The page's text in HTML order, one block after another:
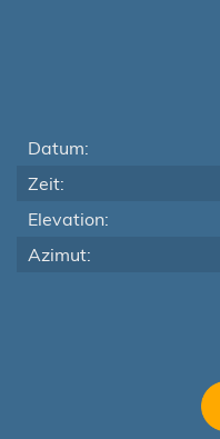
Datum:
Zeit:
Elevation:
Azimut: